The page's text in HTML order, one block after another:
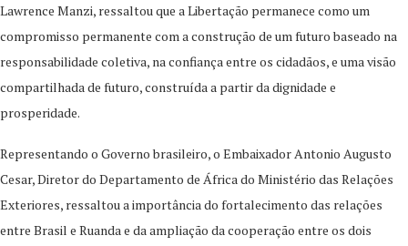
Lawrence Manzi, ressaltou que a Libertação permanece como um
compromisso permanente com a construção de um futuro baseado na
responsabilidade coletiva, na confiança entre os cidadãos, e uma visão
compartilhada de futuro, construída a partir da dignidade e
prosperidade.
Representando o Governo brasileiro, o Embaixador Antonio Augusto
Cesar, Diretor do Departamento de África do Ministério das Relações
Exteriores, ressaltou a importância do fortalecimento das relações
entre Brasil e Ruanda e da ampliação da cooperação entre os dois